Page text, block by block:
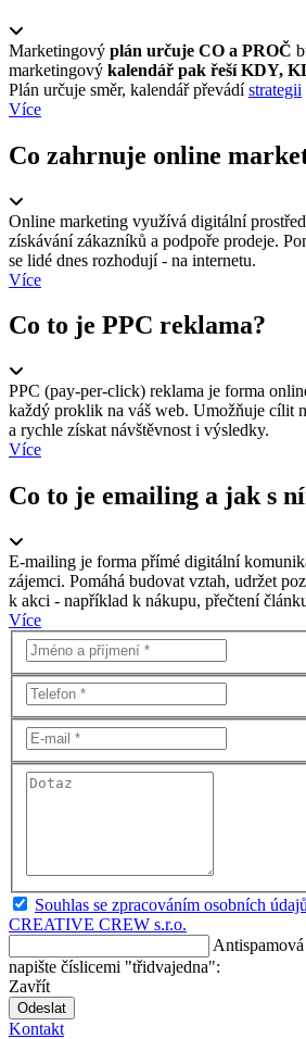
Marketingový plán určuje CO a PROČ
marketingový kalendář pak řeší KDY,
Plán určuje směr, kalendář převádístrategii
Více
Co zahrnuje online
Online marketing využívá digitální
získávání zákazníků a podpoře prodeje.
se lidé dnes rozhodují - na internetu.
Více
Co to je PPC reklama?
PPC (pay-per-click) reklama je forma
každý proklik na váš web. Umožňuje cílit
a rychle získat návštěvnost i výsledky.
Více
Co to je emailing a jak s
E-mailing je forma přímé digitální
zájemci. Pomáhá budovat vztah, udržet
k akci - například k nákupu, přečtení
Více
Souhlas se zpracováním osobních
CREATIVE CREW s.r.o.
napište číslicemi "třidvajedna":
Zavřít
Odeslat
Kontakt